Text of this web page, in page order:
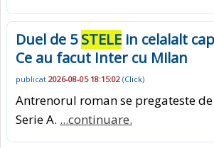
Duel de 5STELE in celalalt
Ce au facut Inter cu Milan
publicat 2026-08-05 18:15:02 (Click)
Antrenorul roman se pregateste
Serie A. ...continuare.